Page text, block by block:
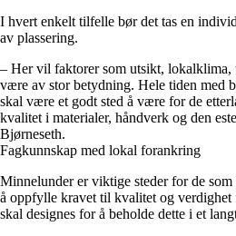
I hvert enkelt tilfelle bør det tas en
av plassering.
– Her vil faktorer som utsikt, lokalklima,
være av stor betydning. Hele tiden med
skal være et godt sted å være for de
kvalitet i materialer, håndverk og den
Bjørneseth.
Fagkunnskap med lokal forankring
Minnelunder er viktige steder for de
å oppfylle kravet til kvalitet og verdighet
skal designes for å beholde dette i et